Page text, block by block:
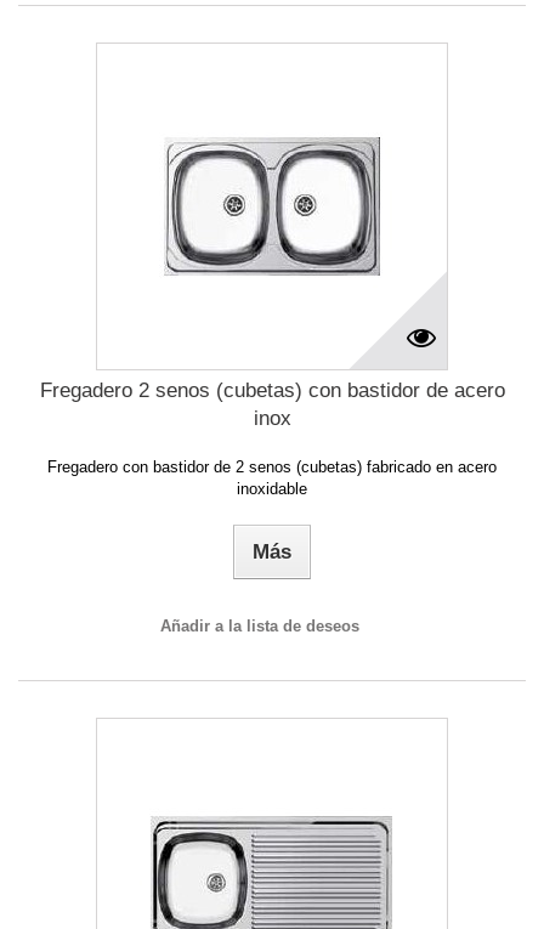
Fregadero 2 senos (cubetas) con bastidor de acero
inox
Fregadero con bastidor de 2 senos (cubetas) fabricado en acero
inoxidable
Más
Añadir a la lista de deseos